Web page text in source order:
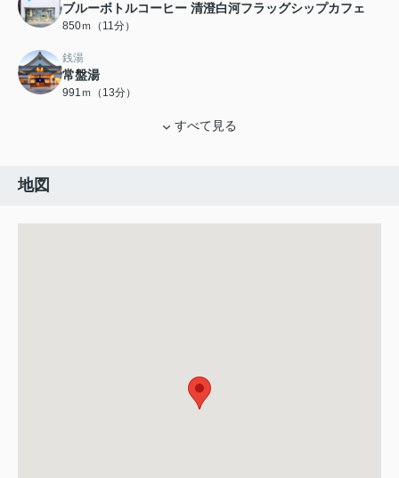
ブルーボトルコーヒー 清澄白河フラッグシップカフェ
850ｍ（11分）
銭湯
常盤湯
991ｍ（13分）
すべて見る
地図